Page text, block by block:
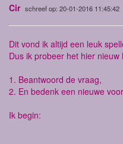
Cir schreef op: 20-01-2016 11:45:42
Dit vond ik altijd een leuk
Dus ik probeer het hier nieuw
1. Beantwoord de vraag,
2. En bedenk een nieuwe
Ik begin: